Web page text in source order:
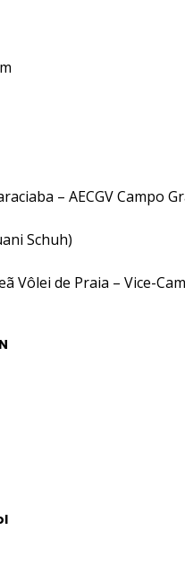
cm
– AECGV Campo
Schuh)
Vôlei de Praia – Vice-